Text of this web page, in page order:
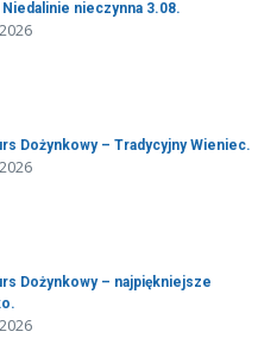
Niedalinie nieczynna 3.08.
Dożynkowy – Tradycyjny Wieniec.
Dożynkowy – najpiękniejsze